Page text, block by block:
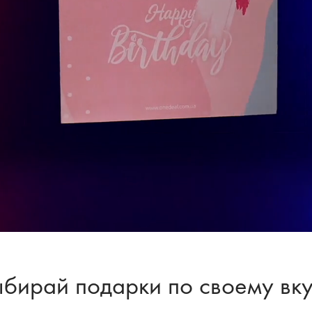
подарки по своему